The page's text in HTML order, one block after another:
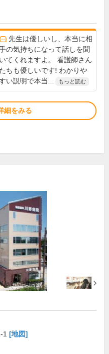
先生は優しいし、本当に相
の気持ちになって話しを聞
いてくれますよ。 看護師さん
たちも優しいです! わかりや
い説明で本当...
もっと読む
細をみる
1 [地図]